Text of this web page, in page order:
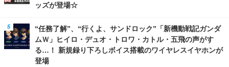
ッズが登場☆
“任務了解”、“行くよ、サンドロック”「新機動戦記ガンダ
ムＷ」ヒイロ・デュオ・トロワ・カトル・五飛の声がす
る…！ 新規録り下ろしボイス搭載のワイヤレスイヤホンが
登場